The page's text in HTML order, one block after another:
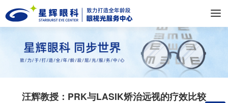
汪辉教授：PRK与LASIK矫治远视的疗效比较